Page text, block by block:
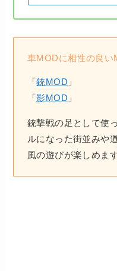
車MODに相性の良い
「銃MOD 」
「影MOD 」
銃撃戦の足として使
ルになった街並みや
風の遊びが楽しめま